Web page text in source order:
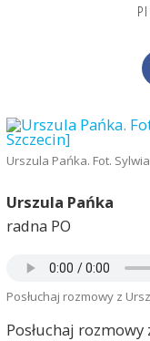
Urszula Pańka. Fot.
Urszula Pańka
radna PO
Posłuchaj rozmowy z
Posłuchaj rozmowy